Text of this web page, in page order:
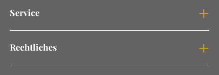
Service
Rechtliches